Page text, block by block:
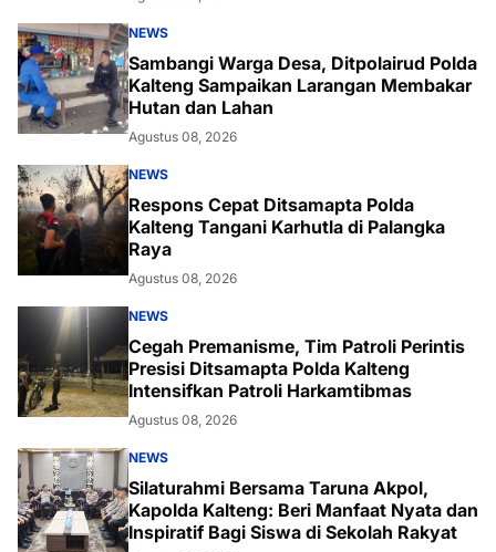
NEWS
Sambangi Warga Desa, Ditpolairud Polda
Kalteng Sampaikan Larangan Membakar
Hutan dan Lahan
Agustus 08, 2026
NEWS
Respons Cepat Ditsamapta Polda
Kalteng Tangani Karhutla di Palangka
Raya
Agustus 08, 2026
NEWS
Cegah Premanisme, Tim Patroli Perintis
Presisi Ditsamapta Polda Kalteng
Intensifkan Patroli Harkamtibmas
Agustus 08, 2026
NEWS
Silaturahmi Bersama Taruna Akpol,
Kapolda Kalteng: Beri Manfaat Nyata dan
Inspiratif Bagi Siswa di Sekolah Rakyat